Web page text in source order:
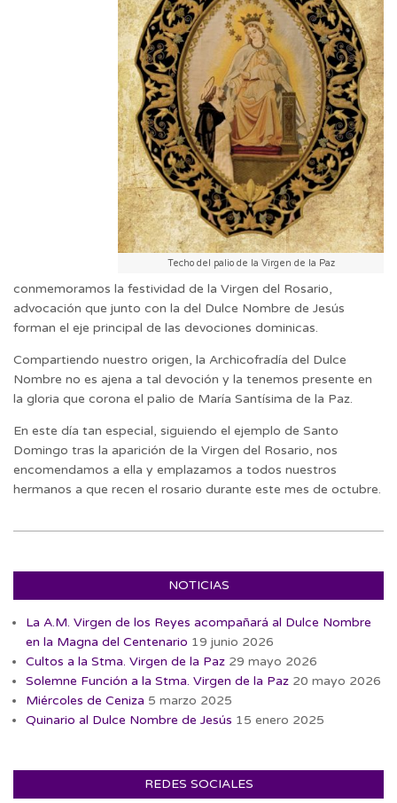
Techo del palio de la Virgen de la Paz
conmemoramos la festividad de la Virgen del Rosario,
advocación que junto con la del Dulce Nombre de Jesús
forman el eje principal de las devociones dominicas.
Compartiendo nuestro origen, la Archicofradía del Dulce
Nombre no es ajena a tal devoción y la tenemos presente en
la gloria que corona el palio de María Santísima de la Paz.
En este día tan especial, siguiendo el ejemplo de Santo
Domingo tras la aparición de la Virgen del Rosario, nos
encomendamos a ella y emplazamos a todos nuestros
hermanos a que recen el rosario durante este mes de octubre.
NOTICIAS
La A.M. Virgen de los Reyes acompañará al Dulce Nombre
en la Magna del Centenario 19 junio 2026
Cultos a la Stma. Virgen de la Paz 29 mayo 2026
Solemne Función a la Stma. Virgen de la Paz 20 mayo 2026
Miércoles de Ceniza 5 marzo 2025
Quinario al Dulce Nombre de Jesús 15 enero 2025
REDES SOCIALES